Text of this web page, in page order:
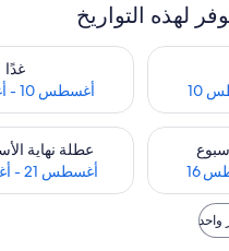
لهذه التواريخ
أغسطس 9 - أغسطس 10
غدًا
أغسطس 10 - أغسطس 11
تحقق من مدى التوفر
هذا الأسبوع للفترة أغسطس 14 -
عطلة نهاية
أغسطس 21 - أغسطس 23
تحقق من مدى التوفر
واحد